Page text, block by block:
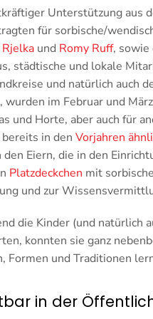
Unterstützung aus
für sorbische/
und Romy Ruff, sowie
städtische und lokale
und natürlich auch
wurden im Februar und
und Horte, aber auch für
in den Vorjahren
den Eiern, die in den
Platzdeckchen mit
und zur
die Kinder (und natürlich
konnten sie ganz
Formen und Traditionen
in der